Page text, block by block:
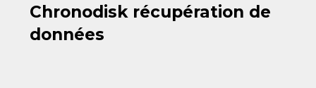
Chronodisk récupération de
données